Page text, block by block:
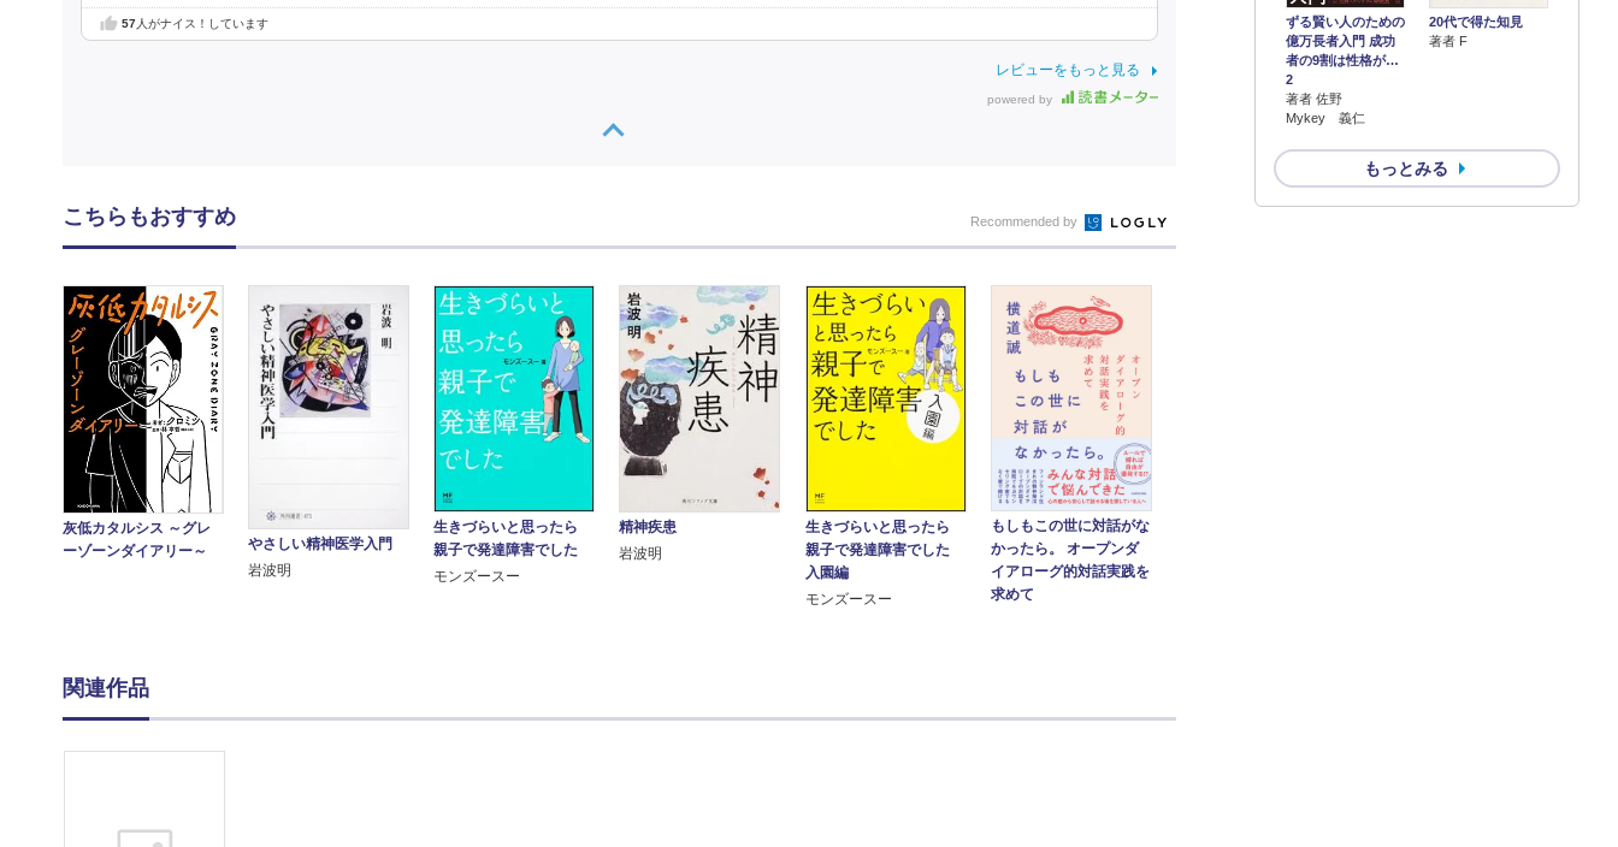
57人がナイス！しています
レビューをもっと見る
powered by
ずる賢い人のための
億万長者入門 成功
者の9割は性格が…
2
著者 佐野
Mykey 義仁
20代で得た知見
著者 F
もっとみる
こちらもおすすめ Recommended by
灰低カタルシス ～グレ
ーゾーンダイアリー～
やさしい精神医学入門
岩波明
生きづらいと思ったら
親子で発達障害でした
モンズースー
精神疾患
岩波明
生きづらいと思ったら
親子で発達障害でした
入園編
モンズースー
もしもこの世に対話がな
かったら。 オープンダ
イアローグ的対話実践を
求めて
関連作品